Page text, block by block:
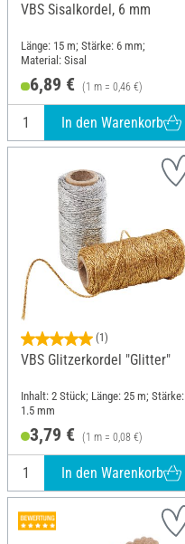
VBS Sisalkordel, 6 mm
Länge: 15 m; Stärke: 6 mm;
Material: Sisal
6,89 € (1 m = 0,46 €)
In den Warenkorb
(1)
VBS Glitzerkordel "Glitter"
Inhalt: 2 Stück; Länge: 25 m; Stärke:
1.5 mm
3,79 € (1 m = 0,08 €)
In den Warenkorb